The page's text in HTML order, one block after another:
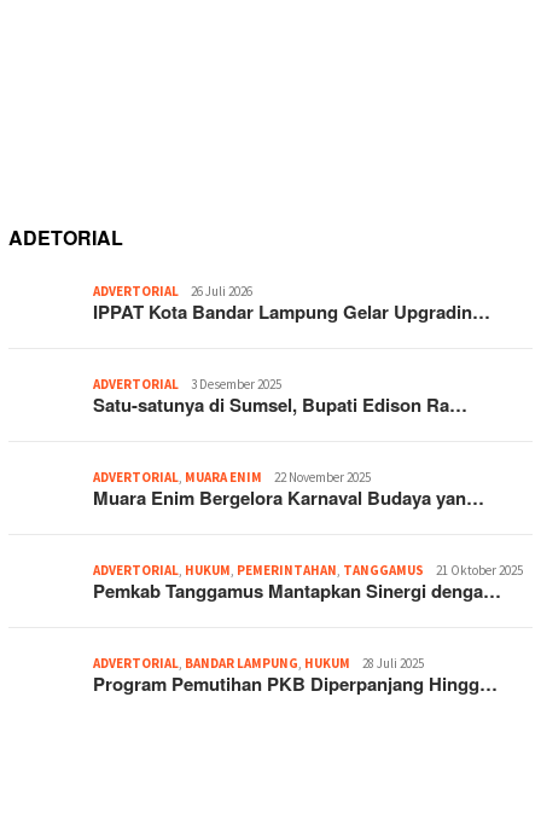
ADETORIAL
ADVERTORIAL 26 Juli 2026
IPPAT Kota Bandar Lampung Gelar Upgradin…
ADVERTORIAL 3 Desember 2025
Satu-satunya di Sumsel, Bupati Edison Ra…
ADVERTORIAL, MUARA ENIM 22 November 2025
Muara Enim Bergelora Karnaval Budaya yan…
ADVERTORIAL, HUKUM, PEMERINTAHAN, TANGGAMUS 21 Oktober 2025
Pemkab Tanggamus Mantapkan Sinergi denga…
ADVERTORIAL, BANDAR LAMPUNG, HUKUM 28 Juli 2025
Program Pemutihan PKB Diperpanjang Hingg…